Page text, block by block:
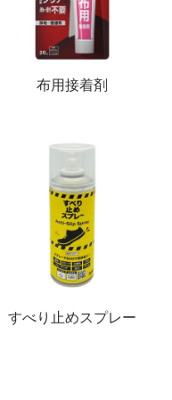
布用接着剤
すべり止めスプレー